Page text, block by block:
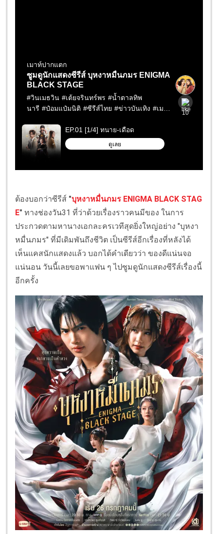
ต้องบอกว่าซีรีส์ "บุหงาหมื่นภมร ENIGMA BLACK STAG
E" ทางช่องวัน31 ที่ว่าด้วยเรื่องราวคนมีของ ในการ
ประกวดตามหานางเอกละครเวทีสุดยิ่งใหญ่อย่าง "บุหงา
หมื่นภมร" ที่มีเดิมพันถึงชีวิต เป็นซีรีส์อีกเรื่องที่หลังได้
เห็นแคสนักแสดงแล้ว บอกได้คำเดียวว่า ของดีแน่นจอ
แน่นอน วันนี้เลยขอพาแฟน ๆ ไปซูมดูนักแสดงซีรีส์เรื่องนี้
อีกครั้ง